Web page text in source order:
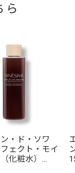
・ド・ソワ
ェクト・モイ
化粧水）